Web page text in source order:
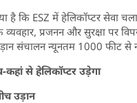
है कि ESZ में हेलिकॉप्टर सेवा
व्यवहार, प्रजनन और सुरक्षा पर
संचालन न्यूनतम 1000 फीट से
कहां से हेलिकॉप्टर उड़ेगा
उड़ान